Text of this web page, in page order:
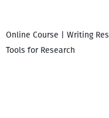
Online Course | Writing
Tools for Research